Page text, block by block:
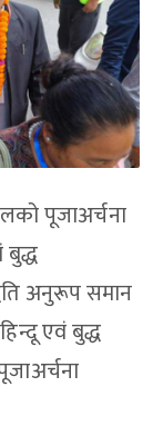
पूजाअर्चना
बुद्ध
अनुरूप समान
एवं बुद्ध